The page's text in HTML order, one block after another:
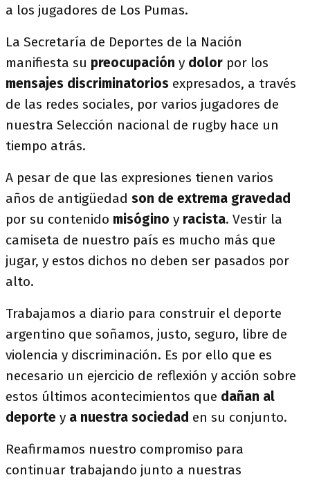
a los jugadores de Los Pumas.
La Secretaría de Deportes de la Nación
manifiesta su preocupación y dolor por los
mensajes discriminatorios expresados, a través
de las redes sociales, por varios jugadores de
nuestra Selección nacional de rugby hace un
tiempo atrás.
A pesar de que las expresiones tienen varios
años de antigüedad son de extrema gravedad
por su contenido misógino y racista. Vestir la
camiseta de nuestro país es mucho más que
jugar, y estos dichos no deben ser pasados por
alto.
Trabajamos a diario para construir el deporte
argentino que soñamos, justo, seguro, libre de
violencia y discriminación. Es por ello que es
necesario un ejercicio de reflexión y acción sobre
estos últimos acontecimientos que dañan al
deporte y a nuestra sociedad en su conjunto.
Reafirmamos nuestro compromiso para
continuar trabajando junto a nuestras